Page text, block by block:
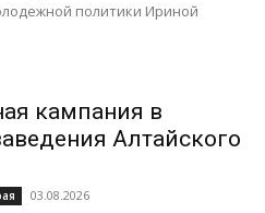
политики Ириной
кампания в
Алтайского
03.08.2026